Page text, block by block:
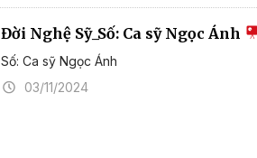
Đời Nghệ Sỹ_Số: Ca sỹ Ngọc Ánh
Số: Ca sỹ Ngọc Ánh
03/11/2024